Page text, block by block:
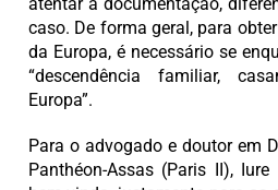
atentar à documentação,
caso. De forma geral, para
da Europa, é necessário se
“descendência familiar,
Europa”.
Para o advogado e doutor em
Panthéon-Assas (Paris II),